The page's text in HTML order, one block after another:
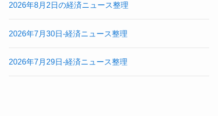
2026年8月2日の経済ニュース整理
2026年7月30日-経済ニュース整理
2026年7月29日-経済ニュース整理